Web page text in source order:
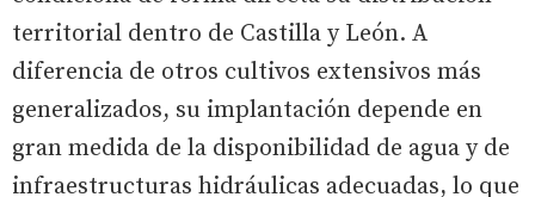
territorial dentro de Castilla y León. A
diferencia de otros cultivos extensivos más
generalizados, su implantación depende en
gran medida de la disponibilidad de agua y de
infraestructuras hidráulicas adecuadas, lo que